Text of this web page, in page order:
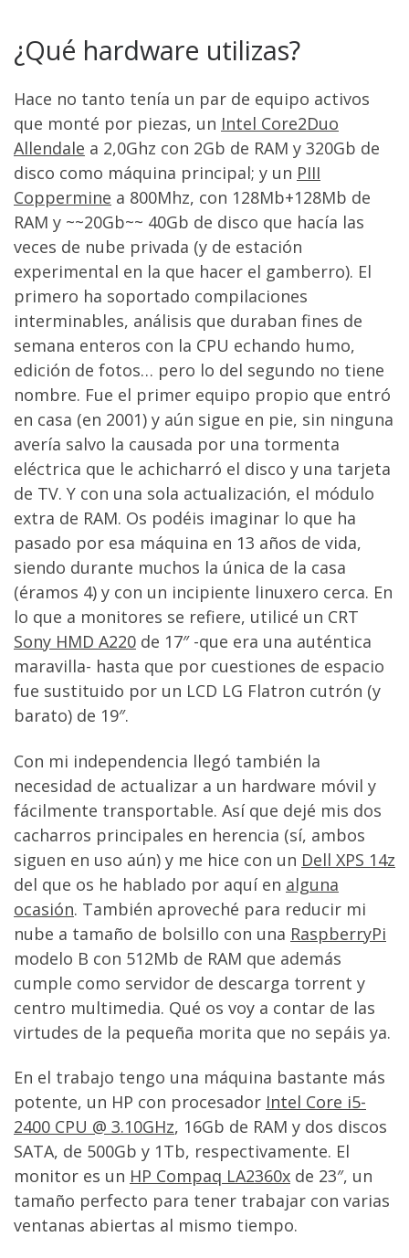
¿Qué hardware utilizas?
Hace no tanto tenía un par de equipo activos
que monté por piezas, un Intel Core2Duo
Allendale a 2,0Ghz con 2Gb de RAM y 320Gb de
disco como máquina principal; y un PIII
Coppermine a 800Mhz, con 128Mb+128Mb de
RAM y ~~20Gb~~ 40Gb de disco que hacía las
veces de nube privada (y de estación
experimental en la que hacer el gamberro). El
primero ha soportado compilaciones
interminables, análisis que duraban fines de
semana enteros con la CPU echando humo,
edición de fotos… pero lo del segundo no tiene
nombre. Fue el primer equipo propio que entró
en casa (en 2001) y aún sigue en pie, sin ninguna
avería salvo la causada por una tormenta
eléctrica que le achicharró el disco y una tarjeta
de TV. Y con una sola actualización, el módulo
extra de RAM. Os podéis imaginar lo que ha
pasado por esa máquina en 13 años de vida,
siendo durante muchos la única de la casa
(éramos 4) y con un incipiente linuxero cerca. En
lo que a monitores se refiere, utilicé un CRT
Sony HMD A220 de 17″ -que era una auténtica
maravilla- hasta que por cuestiones de espacio
fue sustituido por un LCD LG Flatron cutrón (y
barato) de 19″.
Con mi independencia llegó también la
necesidad de actualizar a un hardware móvil y
fácilmente transportable. Así que dejé mis dos
cacharros principales en herencia (sí, ambos
siguen en uso aún) y me hice con un Dell XPS 14z
del que os he hablado por aquí en alguna
ocasión. También aproveché para reducir mi
nube a tamaño de bolsillo con una RaspberryPi
modelo B con 512Mb de RAM que además
cumple como servidor de descarga torrent y
centro multimedia. Qué os voy a contar de las
virtudes de la pequeña morita que no sepáis ya.
En el trabajo tengo una máquina bastante más
potente, un HP con procesador Intel Core i5-
2400 CPU @ 3.10GHz, 16Gb de RAM y dos discos
SATA, de 500Gb y 1Tb, respectivamente. El
monitor es un HP Compaq LA2360x de 23″, un
tamaño perfecto para tener trabajar con varias
ventanas abiertas al mismo tiempo.